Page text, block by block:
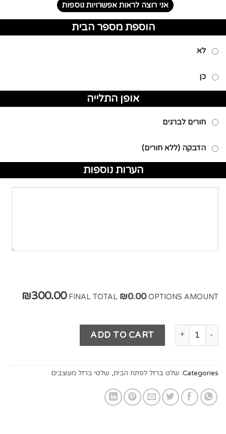
אני רוצה לראות אפשרויות נוספות
הוספת מספר הבית
לא
כן
אופן התלייה
חורים לברגים
הדבקה (ללא חורים)
הערות נוספות
OPTIONS AMOUNT
₪0.00
FINAL TOTAL
₪300.00
ADD TO CART
Categories: שלט ברזל לפתח הבית, שלטי ברזל מעוצבים